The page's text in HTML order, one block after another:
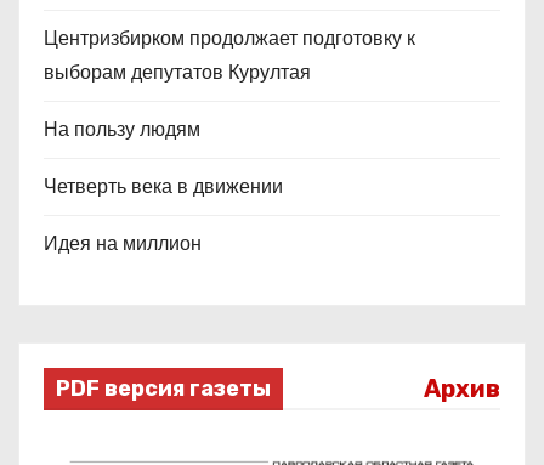
Центризбирком продолжает подготовку к
выборам депутатов Курултая
На пользу людям
Четверть века в движении
Идея на миллион
PDF версия газеты Архив